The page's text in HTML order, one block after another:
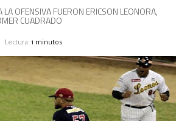
LA OFENSIVA FUERON ERICSON LEONORA,
CUADRADO
Lectura: 1 minutos